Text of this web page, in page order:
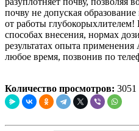
почву не допуская
от работы
способах внесения, нормах
результатах опыта
любое время, позвонив по
Количество просмотров: 3051